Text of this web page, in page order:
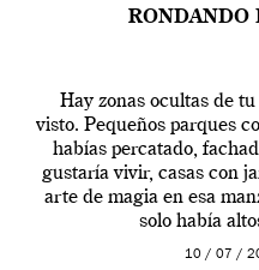
RONDANDO
Hay zonas ocultas de
visto. Pequeños parques
habías percatado,
gustaría vivir, casas con
arte de magia en esa
solo había
10 / 07 /